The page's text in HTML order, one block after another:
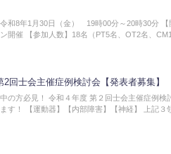
令和8年1月30日（金） 19時00分～20時30分 【
開催 【参加人数】18名（PT5名、OT2名、
2回士会主催症例検討会【発表者募集】
の方必見！ 令和４年度 第２回士会主催症例検
す！ 【運動器】【内部障害】【神経】 上記３